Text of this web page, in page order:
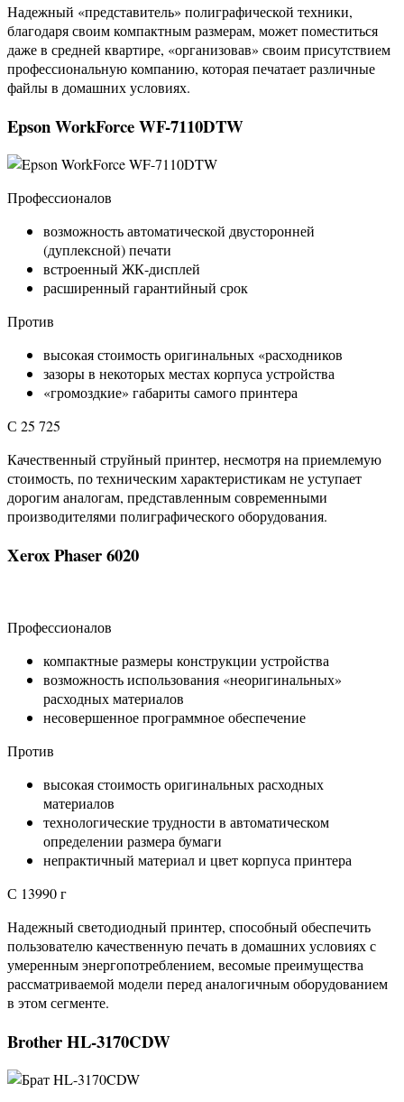
Надежный «представитель» полиграфической техники,
благодаря своим компактным размерам, может поместиться
даже в средней квартире, «организовав» своим присутствием
профессиональную компанию, которая печатает различные
файлы в домашних условиях.
Epson WorkForce WF-7110DTW
Профессионалов
возможность автоматической двусторонней
(дуплексной) печати
встроенный ЖК-дисплей
расширенный гарантийный срок
Против
высокая стоимость оригинальных «расходников
зазоры в некоторых местах корпуса устройства
«громоздкие» габариты самого принтера
С 25 725
Качественный струйный принтер, несмотря на приемлемую
стоимость, по техническим характеристикам не уступает
дорогим аналогам, представленным современными
производителями полиграфического оборудования.
Xerox Phaser 6020
Профессионалов
компактные размеры конструкции устройства
возможность использования «неоригинальных»
расходных материалов
несовершенное программное обеспечение
Против
высокая стоимость оригинальных расходных
материалов
технологические трудности в автоматическом
определении размера бумаги
непрактичный материал и цвет корпуса принтера
С 13990 г
Надежный светодиодный принтер, способный обеспечить
пользователю качественную печать в домашних условиях с
умеренным энергопотреблением, весомые преимущества
рассматриваемой модели перед аналогичным оборудованием
в этом сегменте.
Brother HL-3170CDW